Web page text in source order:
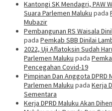
Kantongi SK Mendagri, PAW
Suara Parlemen Maluku pada
Mubazir
Pembangunan RS Waisala
pada Pemkab SBB Dinilai
2022, Uji Aflatoksin Sudah
Parlemen Maluku pada
Pencegahan Covid-19
Pimpinan Dan Anggota DPRD
Parlemen Maluku pada Kerja
Sementara
Kerja DPRD Maluku Akan